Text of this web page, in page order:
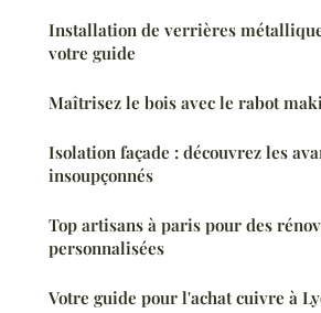
Installation de verrières
votre guide
Maîtrisez le bois avec le rabot
Isolation façade : découvrez les
insoupçonnés
Top artisans à paris pour des
personnalisées
Votre guide pour l'achat cuivre à